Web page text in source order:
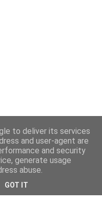
to deliver its services
and user-agent are
and security
generate usage
abuse.
GOT IT